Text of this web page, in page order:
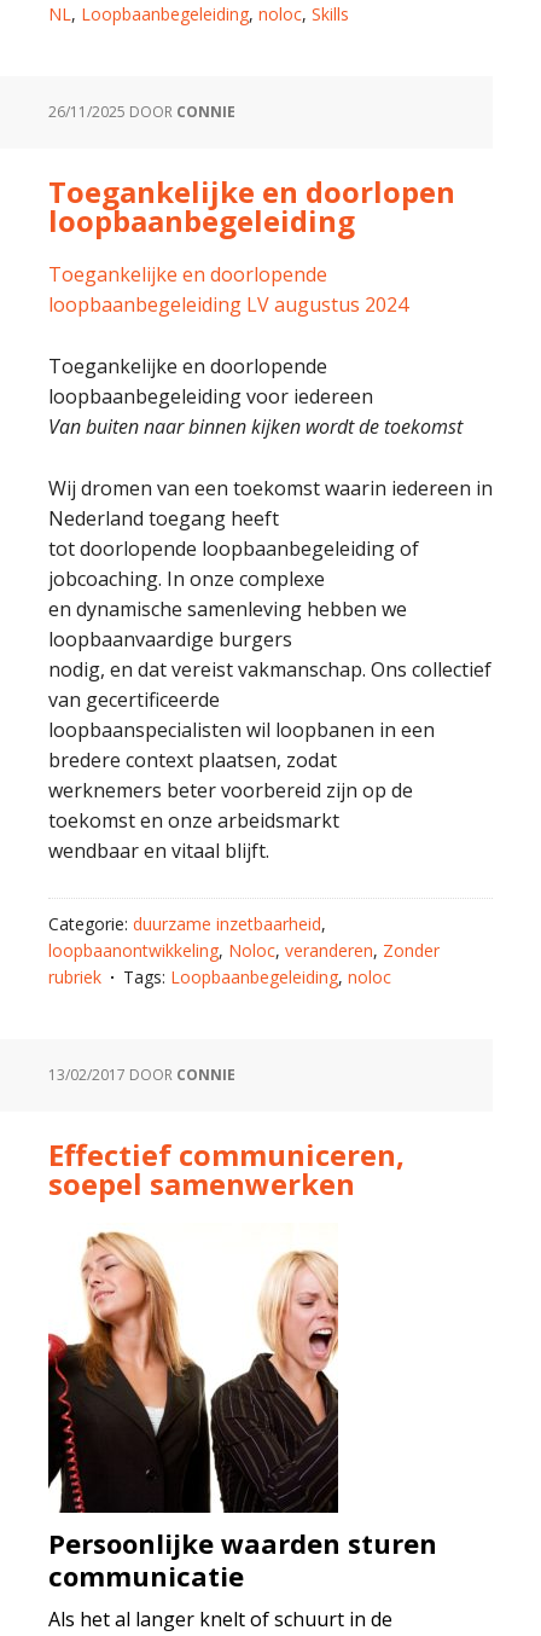
NL, Loopbaanbegeleiding, noloc, Skills
26/11/2025 DOOR CONNIE
Toegankelijke en doorlopen
loopbaanbegeleiding
Toegankelijke en doorlopende
loopbaanbegeleiding LV augustus 2024
Toegankelijke en doorlopende
loopbaanbegeleiding voor iedereen
Van buiten naar binnen kijken wordt de toekomst
Wij dromen van een toekomst waarin iedereen in
Nederland toegang heeft
tot doorlopende loopbaanbegeleiding of
jobcoaching. In onze complexe
en dynamische samenleving hebben we
loopbaanvaardige burgers
nodig, en dat vereist vakmanschap. Ons collectief
van gecertificeerde
loopbaanspecialisten wil loopbanen in een
bredere context plaatsen, zodat
werknemers beter voorbereid zijn op de
toekomst en onze arbeidsmarkt
wendbaar en vitaal blijft.
Categorie: duurzame inzetbaarheid,
loopbaanontwikkeling, Noloc, veranderen, Zonder
rubriek
Tags: Loopbaanbegeleiding, noloc
13/02/2017 DOOR CONNIE
Effectief communiceren,
soepel samenwerken
Persoonlijke waarden sturen
communicatie
Als het al langer knelt of schuurt in de